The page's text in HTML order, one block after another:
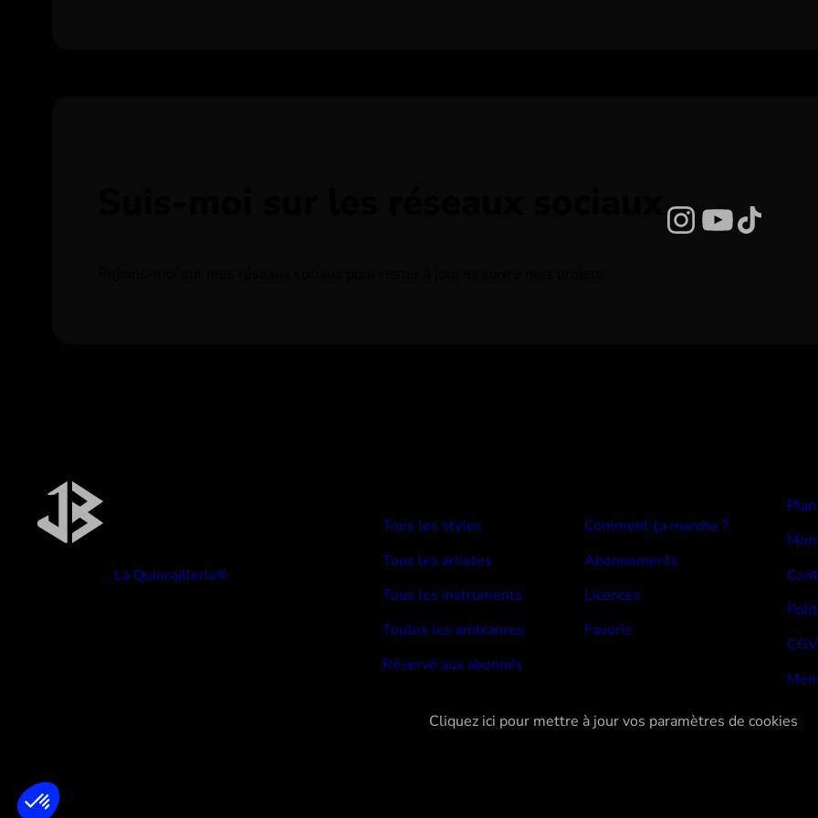
Instagram
La Quincaillerie®
Tous les styles
Tous les artistes
Tous les instruments
Toutes les ambiances
Réservé aux abonnés
Comment ça marche ?
Abonnements
Licences
Favoris
CGV
Cliquez ici pour mettre à jour vos paramètres de cookies